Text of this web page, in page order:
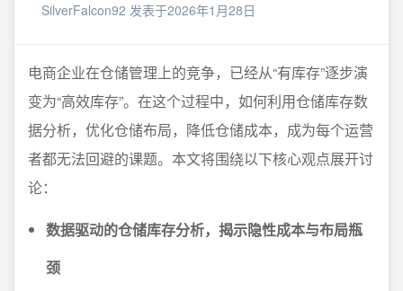
SilverFalcon92 发表于2026年1月28日
电商企业在仓储管理上的竞争，已经从“有库存”逐步演
变为“高效库存”。在这个过程中，如何利用仓储库存数
据分析，优化仓储布局，降低仓储成本，成为每个运营
者都无法回避的课题。本文将围绕以下核心观点展开讨
论：
数据驱动的仓储库存分析，揭示隐性成本与布局瓶
颈